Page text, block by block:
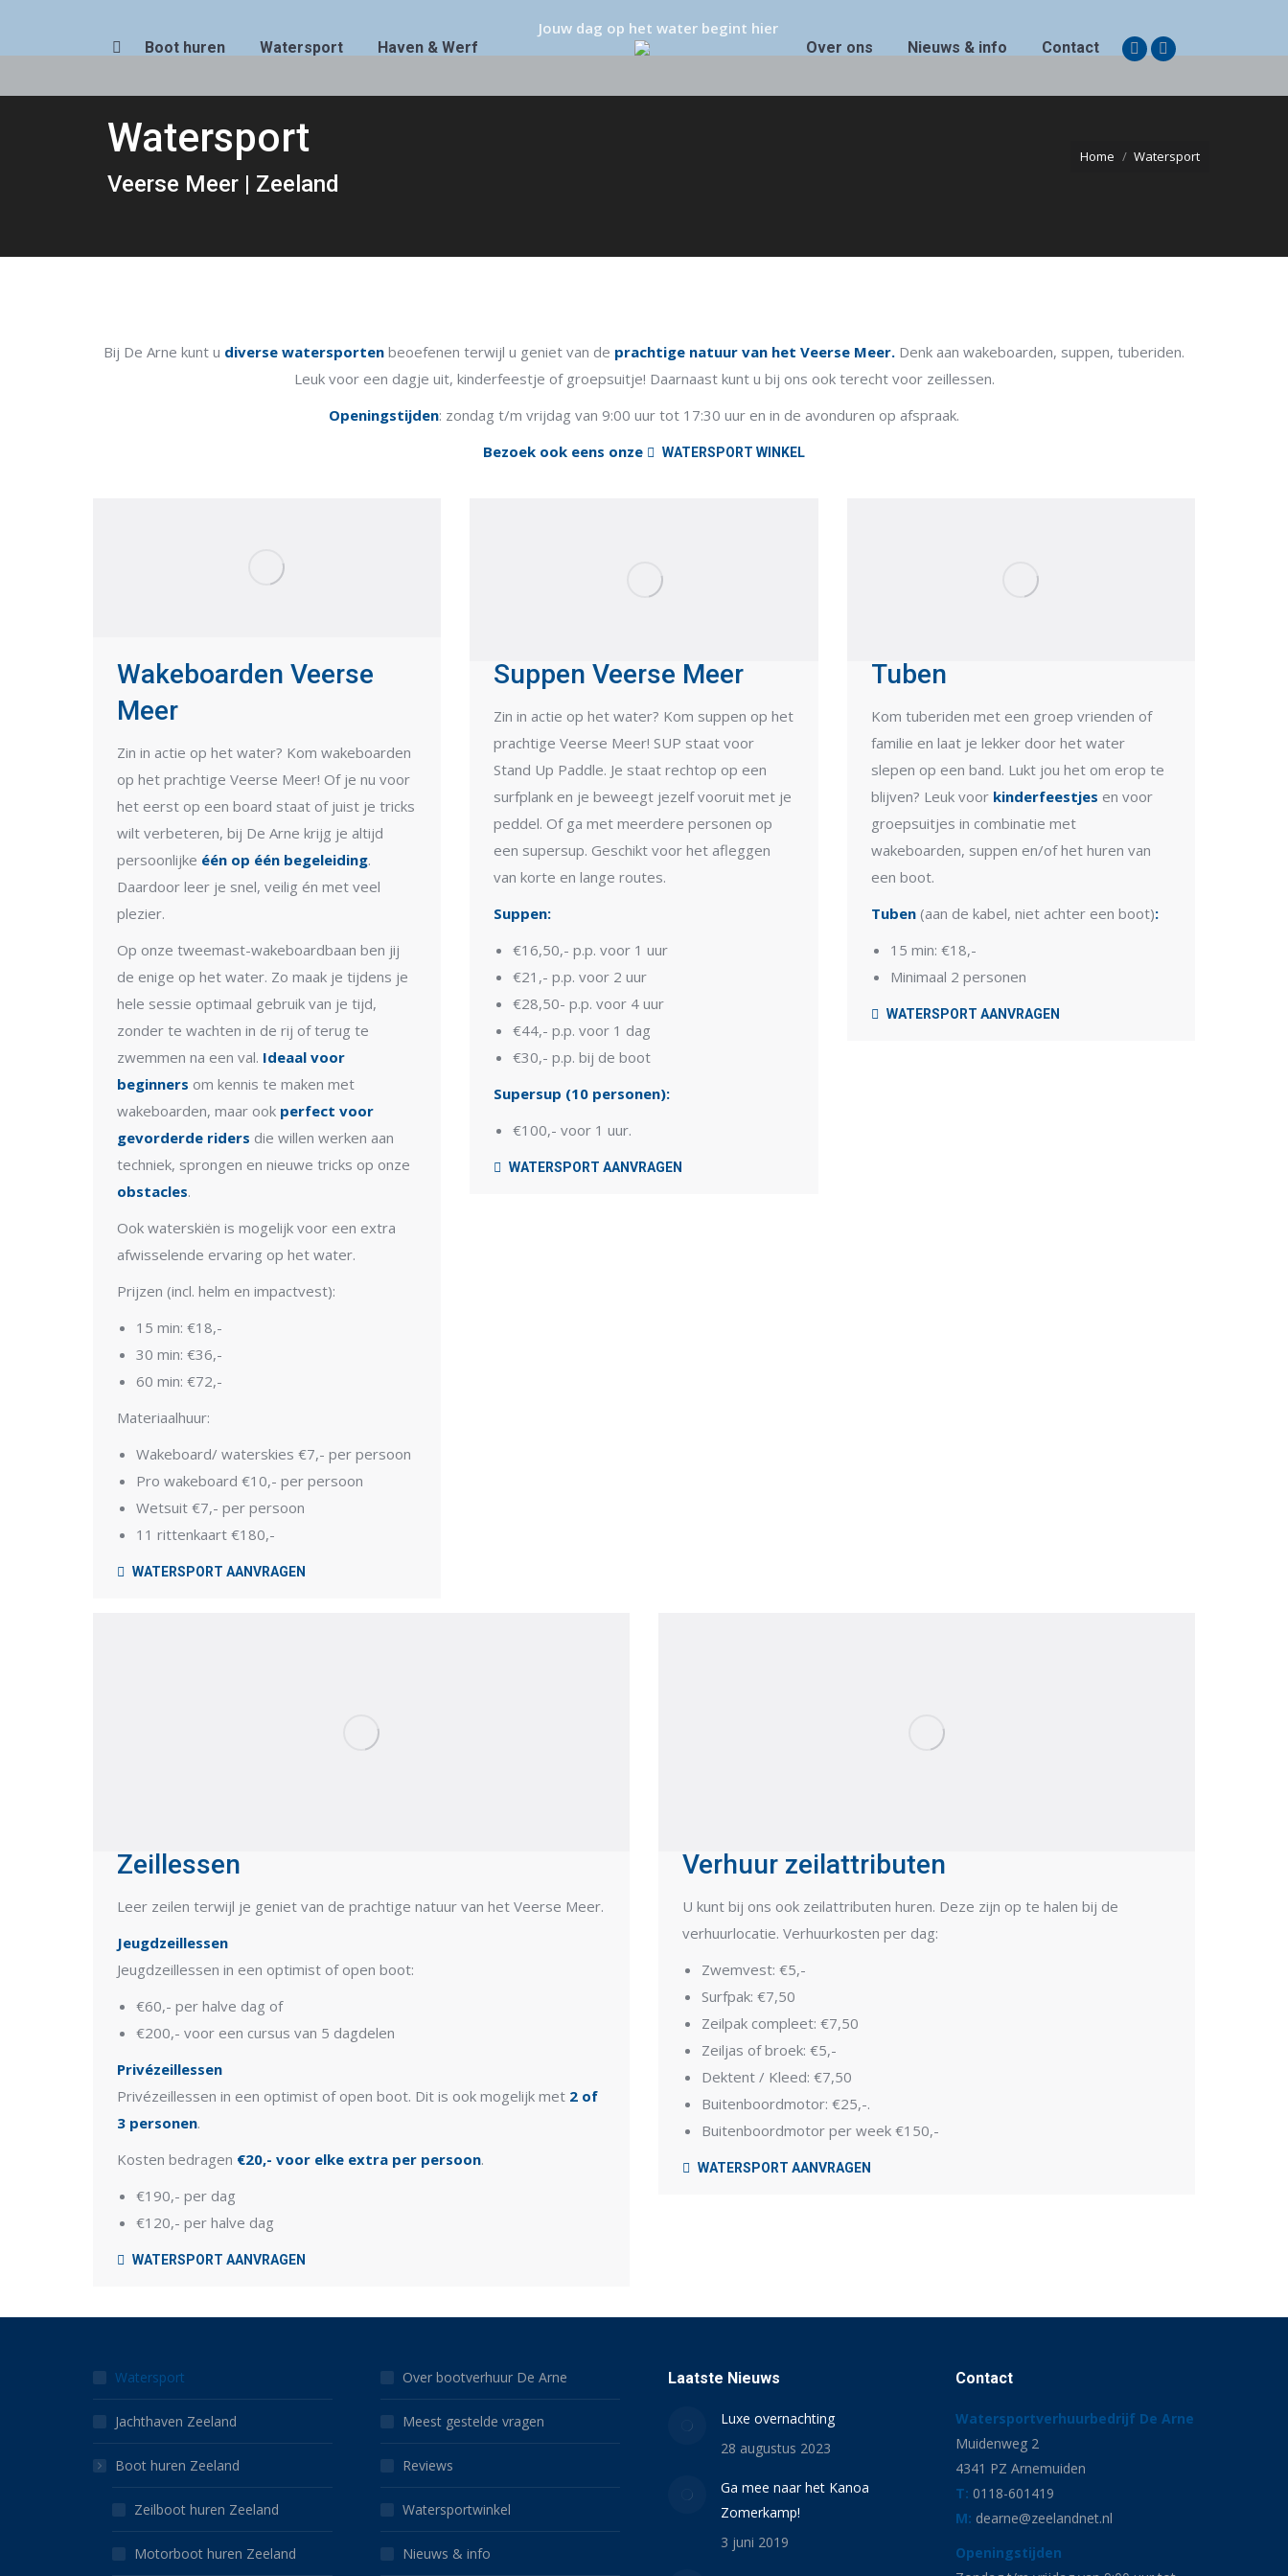
Boot huren Watersport Haven & Werf
Zoeken: Over ons Nieuws & info Contact
Facebook
new
Instagram
new
Watersport
Veerse Meer | Zeeland
Je bent hier: Home Watersport
Jouw dag op het water begint hier
Bij De Arne kunt u diverse watersporten beoefenen terwijl u geniet van de prachtige natuur van het Veerse Meer. Denk aan wakeboarden, suppen, tuberiden.
Leuk voor een dagje uit, kinderfeestje of groepsuitje! Daarnaast kunt u bij ons ook terecht voor zeillessen.
Openingstijden: zondag t/m vrijdag van 9:00 uur tot 17:30 uur en in de avonduren op afspraak.
Bezoek ook eens onze
WATERSPORT WINKEL
Wakeboarden Veerse
Meer
Zin in actie op het water? Kom wakeboarden
op het prachtige Veerse Meer! Of je nu voor
het eerst op een board staat of juist je tricks
wilt verbeteren, bij De Arne krijg je altijd
persoonlijke één op één begeleiding.
Daardoor leer je snel, veilig én met veel
plezier.
Op onze tweemast-wakeboardbaan ben jij
de enige op het water. Zo maak je tijdens je
hele sessie optimaal gebruik van je tijd,
zonder te wachten in de rij of terug te
zwemmen na een val. Ideaal voor
beginners om kennis te maken met
wakeboarden, maar ook perfect voor
gevorderde riders die willen werken aan
techniek, sprongen en nieuwe tricks op onze
obstacles.
Ook waterskiën is mogelijk voor een extra
afwisselende ervaring op het water.
Prijzen (incl. helm en impactvest):
15 min: €18,-
30 min: €36,-
60 min: €72,-
Materiaalhuur:
Wakeboard/ waterskies €7,- per persoon
Pro wakeboard €10,- per persoon
Wetsuit €7,- per persoon
11 rittenkaart €180,-
WATERSPORT AANVRAGEN
Suppen Veerse Meer
Zin in actie op het water? Kom suppen op het
prachtigeVeerse Meer! SUP staat voor
Stand Up Paddle. Je staat rechtop op een
surfplank en je beweegt jezelf vooruit met je
peddel. Of ga met meerdere personen op
een supersup. Geschikt voor het afleggen
van korte en lange routes.
Suppen:
€16,50,- p.p. voor 1 uur
€21,- p.p. voor 2 uur
€28,50- p.p. voor 4 uur
€44,- p.p. voor 1 dag
€30,- p.p. bij de boot
Supersup (10 personen):
€100,- voor 1 uur.
WATERSPORT AANVRAGEN
Tuben
Kom tuberiden met een groep vrienden of
familie en laat je lekker door het water
slepen op een band. Lukt jou het om erop te
blijven? Leuk voor kinderfeestjes en voor
groepsuitjes in combinatie met
wakeboarden, suppen en/of het huren van
een boot.
Tuben (aan de kabel, niet achter een boot):
15 min: €18,-
Minimaal 2 personen
WATERSPORT AANVRAGEN
Zeillessen
Leer zeilen terwijl je geniet van de prachtige natuur van het Veerse Meer.
Jeugdzeillessen
Jeugdzeillessen in een optimist of open boot:
€60,- per halve dag of
€200,- voor een cursus van 5 dagdelen
Privézeillessen
Privézeillessen in een optimist of open boot. Dit is ook mogelijk met 2 of
3 personen.
Kosten bedragen €20,- voor elke extra per persoon.
€190,- per dag
€120,- per halve dag
WATERSPORT AANVRAGEN
Verhuur zeilattributen
U kunt bij ons ook zeilattributen huren. Deze zijn op te halen bij de
verhuurlocatie. Verhuurkosten per dag:
Zwemvest: €5,-
Surfpak: €7,50
Zeilpak compleet: €7,50
Zeiljas of broek: €5,-
Dektent / Kleed: €7,50
Buitenboordmotor: €25,-.
Buitenboordmotor per week €150,-
WATERSPORT AANVRAGEN
Watersport
Jachthaven Zeeland
Boot huren Zeeland
Zeilboot huren Zeeland
Motorboot huren Zeeland
Over bootverhuur De Arne
Meest gestelde vragen
Reviews
Watersportwinkel
Nieuws & info
Laatste Nieuws
Luxe overnachting
28 augustus 2023
Ga mee naar het Kanoa
Zomerkamp!
3 juni 2019
Contact
Watersportverhuurbedrijf De Arne
Muidenweg 2
4341 PZ Arnemuiden
T: 0118-601419
M: dearne@zeelandnet.nl
Openingstijden